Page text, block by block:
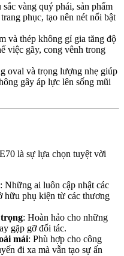
vàng quý phái, sản phẩm
phục, tạo nên nét nổi bật
và thép không gỉ gia tăng độ
việc gãy, cong vênh trong
oval và trọng lượng nhẹ giúp
gây áp lực lên sống mũi
là sự lựa chọn tuyệt vời
: Những ai luôn cập nhật các
hữu phụ kiện từ các thương
: Hoàn hảo cho những
gặp gỡ đối tác.
mái: Phù hợp cho công
đi xa mà vẫn tạo sự ấn